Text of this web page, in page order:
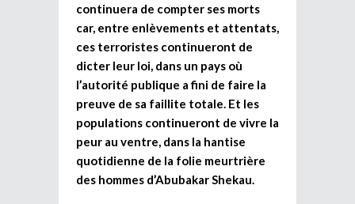
continuera de compter ses morts
car, entre enlèvements et attentats,
ces terroristes continueront de
dicter leur loi, dans un pays où
l’autorité publique a fini de faire la
preuve de sa faillite totale. Et les
populations continueront de vivre la
peur au ventre, dans la hantise
quotidienne de la folie meurtrière
des hommes d’Abubakar Shekau.